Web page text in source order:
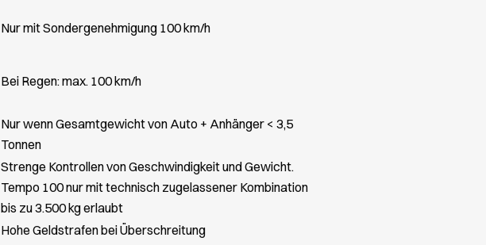
Nur mit Sondergenehmigung 100 km/h
Bei Regen: max. 100 km/h
Nur wenn Gesamtgewicht von Auto + Anhänger < 3,5
Tonnen
Strenge Kontrollen von Geschwindigkeit und Gewicht.
Tempo 100 nur mit technisch zugelassener Kombination
bis zu 3.500 kg erlaubt
Hohe Geldstrafen bei Überschreitung